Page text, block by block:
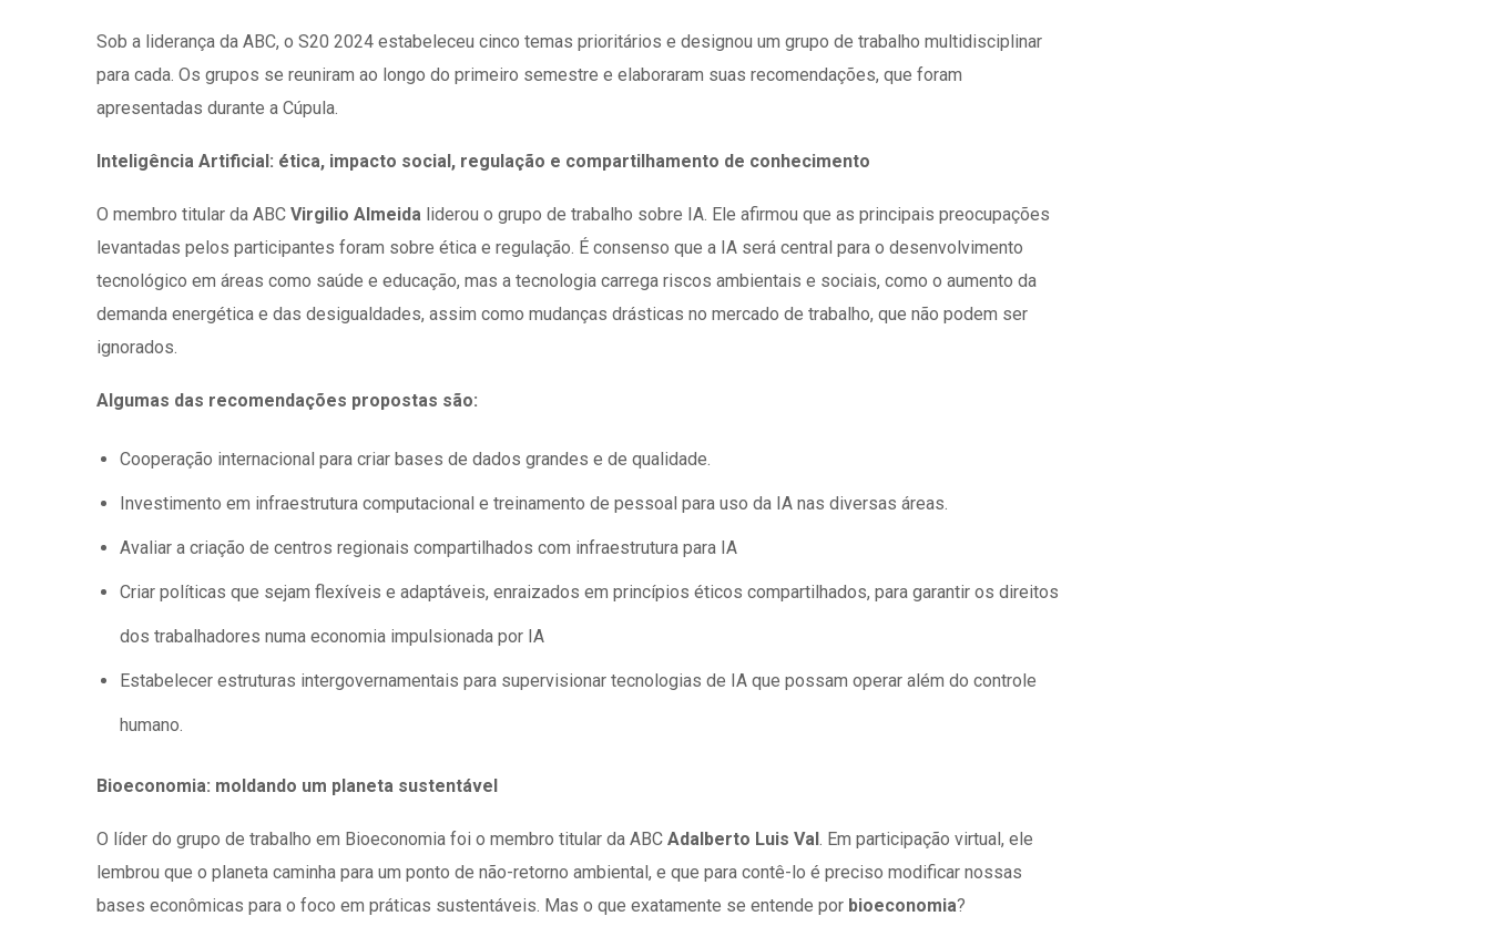
Sob a liderança da ABC, o S20 2024 estabeleceu cinco temas prioritários e designou um grupo de trabalho multidisciplinar
para cada. Os grupos se reuniram ao longo do primeiro semestre e elaboraram suas recomendações, que foram
apresentadas durante a Cúpula.
Inteligência Artificial: ética, impacto social, regulação e compartilhamento de conhecimento
O membro titular da ABC Virgilio Almeida liderou o grupo de trabalho sobre IA. Ele afirmou que as principais preocupações
levantadas pelos participantes foram sobre ética e regulação. É consenso que a IA será central para o desenvolvimento
tecnológico em áreas como saúde e educação, mas a tecnologia carrega riscos ambientais e sociais, como o aumento da
demanda energética e das desigualdades, assim como mudanças drásticas no mercado de trabalho, que não podem ser
ignorados.
Algumas das recomendações propostas são:
Cooperação internacional para criar bases de dados grandes e de qualidade.
Investimento em infraestrutura computacional e treinamento de pessoal para uso da IA nas diversas áreas.
Avaliar a criação de centros regionais compartilhados com infraestrutura para IA
Criar políticas que sejam flexíveis e adaptáveis, enraizados em princípios éticos compartilhados, para garantir os direitos
dos trabalhadores numa economia impulsionada por IA
Estabelecer estruturas intergovernamentais para supervisionar tecnologias de IA que possam operar além do controle
humano.
Bioeconomia: moldando um planeta sustentável
O líder do grupo de trabalho em Bioeconomia foi o membro titular da ABC Adalberto Luis Val. Em participação virtual, ele
lembrou que o planeta caminha para um ponto de não-retorno ambiental, e que para contê-lo é preciso modificar nossas
bases econômicas para o foco em práticas sustentáveis. Mas o que exatamente se entende por bioeconomia?